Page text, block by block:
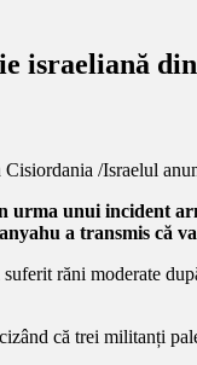
israeliană
urma unui incident
a transmis că
răni moderate
că trei militanți